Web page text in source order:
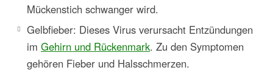
Mückenstich schwanger wird.
Gelbfieber: Dieses Virus verursacht Entzündungen
im Gehirn und Rückenmark. Zu den Symptomen
gehören Fieber und Halsschmerzen.